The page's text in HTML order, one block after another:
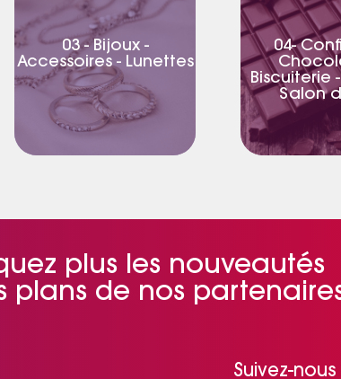
03 - Bijoux -
Accessoires - Lunettes
04-
Biscuiterie
Salon
plus les nouveautés
plans de nos
Suivez-nous